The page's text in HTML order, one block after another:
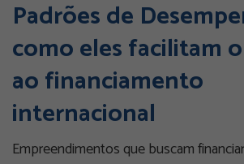
Padrões de
como eles facilitam
ao financiamento
internacional
Empreendimentos que buscam